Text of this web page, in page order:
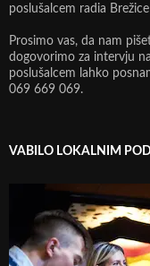
poslušalcem radia
Prosimo vas, da nam
dogovorimo za intervju
poslušalcem lahko
069 669 069.
VABILO LOKALNIM